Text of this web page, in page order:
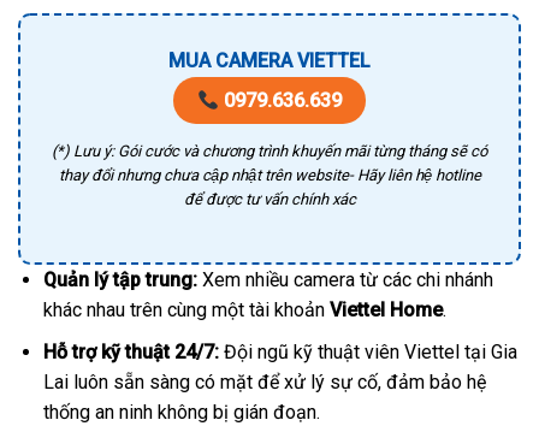
MUA CAMERA VIETTEL
0979.636.639
(*) Lưu ý: Gói cước và chương trình khuyến mãi từng tháng sẽ có
thay đổi nhưng chưa cập nhật trên website- Hãy liên hệ hotline
để được tư vấn chính xác
Quản lý tập trung:Xem nhiều camera từ các chi nhánh
khác nhau trên cùng một tài khoản Viettel Home.
Hỗ trợ kỹ thuật 24/7:Đội ngũ kỹ thuật viên Viettel tại Gia
Lai luôn sẵn sàng có mặt để xử lý sự cố, đảm bảo hệ
thống an ninh không bị gián đoạn.